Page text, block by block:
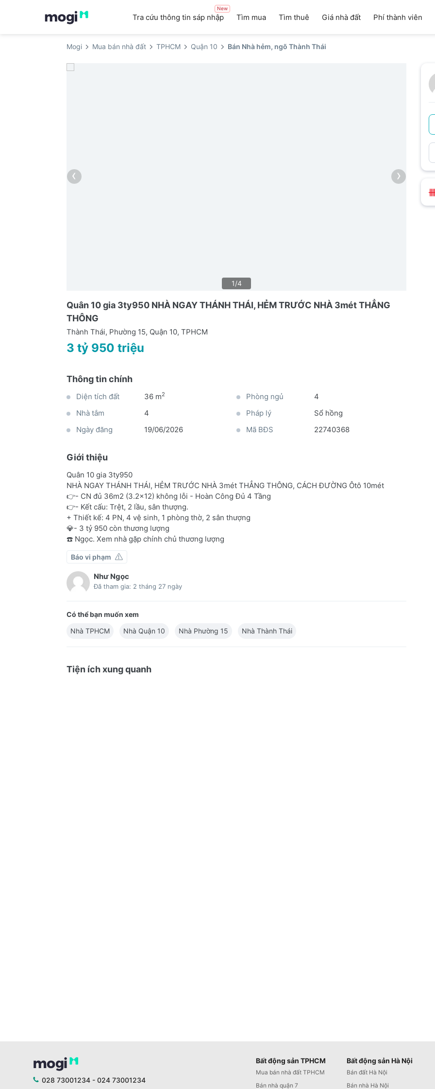
Tra cứu thông tin sáp nhập
New
Tìm mua Tìm thuê Giá nhà đất Phí thành viên
Mogi Mua bán nhà đất TPHCM Quận 10 Bán Nhà hẻm, ngõ Thành Thái
‹ ›
1/4
Quân 10 gia 3ty950 NHÀ NGAY THÁNH THÁI, HẺM TRƯỚC NHÀ 3mét THẲNG
THÔNG
Thành Thái, Phường 15, Quận 10, TPHCM
3 tỷ 950 triệu
Thông tin chính
Diện tích đất 36 m2 Phòng ngủ
4
Nhà tắm
4 Pháp lý
Sổ hồng
Ngày đăng
19/06/2026 Mã BĐS 22740368
Giới thiệu
Quân 10 gia 3ty950
NHÀ NGAY THÁNH THÁI, HẺM TRƯỚC NHÀ 3mét THẲNG THÔNG, CÁCH ĐƯỜNG Ôtô 10mét
👉- CN đủ 36m2 (3.2x12) không lỗi - Hoàn Công Đủ 4 Tầng
👉- Kết cấu: Trệt, 2 lầu, sân thượng.
+ Thiết kế: 4 PN, 4 vệ sinh, 1 phòng thờ, 2 sân thượng
💎- 3 tỷ 950 còn thương lượng
☎️ Ngọc. Xem nhà gặp chính chủ thương lượng
Báo vi phạm
Như Ngọc
Đã tham gia: 2 tháng 27 ngày
Có thể bạn muốn xem
Nhà TPHCM
Nhà Quận 10 Nhà Phường 15 Nhà Thành Thái
Tiện ích xung quanh
Bất động sản TPHCM
Mua bán nhà đất TPHCM
Bán nhà quận 7
Bất động sản Hà Nội
Bán đất Hà Nội
Bán nhà Hà Nội
028 73001234 - 024 73001234